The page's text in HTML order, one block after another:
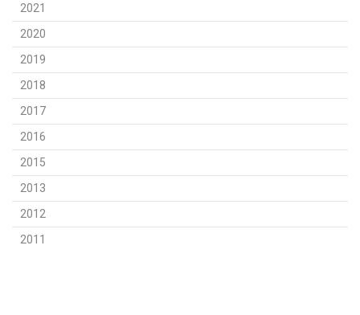
2021
2020
2019
2018
2017
2016
2015
2013
2012
2011